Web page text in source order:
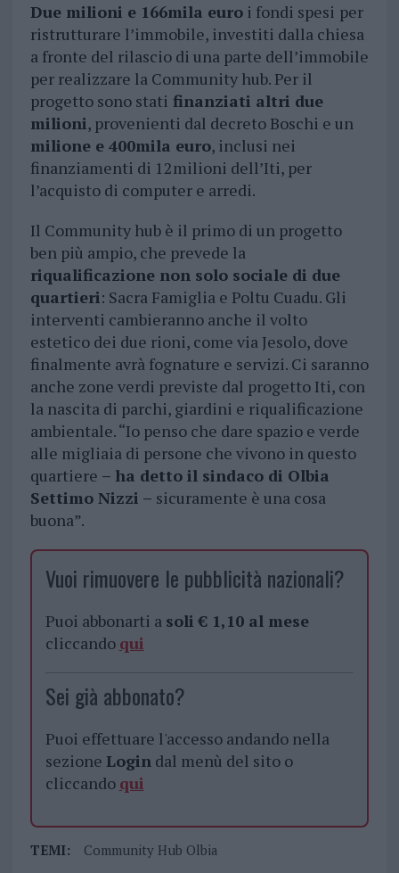
Due milioni e 166mila euroi fondi spesi per
ristrutturare l’immobile, investiti dalla chiesa
a fronte del rilascio di una parte dell’immobile
per realizzare la Community hub. Per il
progetto sono stati finanziati altri due
milioni, provenienti dal decreto Boschi e un
milione e 400mila euro, inclusi nei
finanziamenti di 12milioni dell’Iti, per
l’acquisto di computer e arredi.
Il Community hub è il primo di un progetto
ben più ampio, che prevede la
riqualificazione non solo sociale di due
quartieri: Sacra Famiglia e Poltu Cuadu. Gli
interventi cambieranno anche il volto
estetico dei due rioni, come via Jesolo, dove
finalmente avrà fognature e servizi. Ci saranno
anche zone verdi previste dal progetto Iti, con
la nascita di parchi, giardini e riqualificazione
ambientale. “Io penso che dare spazio e verde
alle migliaia di persone che vivono in questo
quartiere – ha detto il sindaco di Olbia
Settimo Nizzi – sicuramente è una cosa
buona”.
Vuoi rimuovere le pubblicità nazionali?
Puoi abbonarti a soli € 1,10 al mese
cliccando qui
Sei già abbonato?
Puoi effettuare l'accesso andando nella
sezione Logindal menù del sito o
cliccando qui
TEMI: Community Hub Olbia